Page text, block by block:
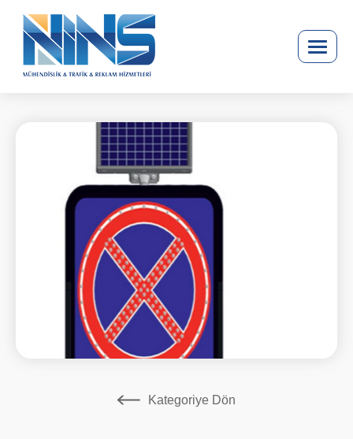
Kategoriye Dön